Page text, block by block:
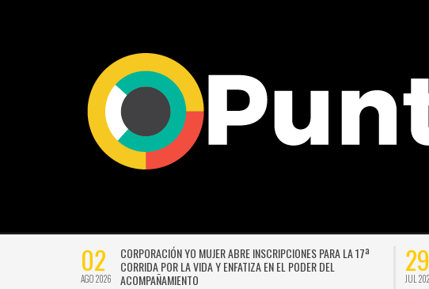
02
AGO 2026
CORPORACIÓN YO MUJER ABRE INSCRIPCIONES PARA LA 17ª
CORRIDA POR LA VIDA Y ENFATIZA EN EL PODER DEL
ACOMPAÑAMIENTO
29
JUL